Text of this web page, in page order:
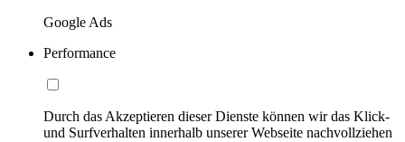
Google Ads
Performance
Durch das Akzeptieren dieser Dienste können wir das Klick-
und Surfverhalten innerhalb unserer Webseite nachvollziehen